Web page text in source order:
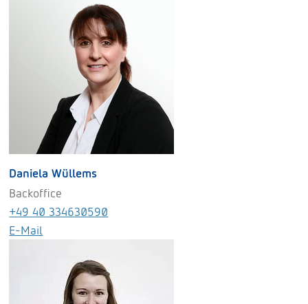
Daniela Wüllems
Backoffice
+49 40 334630590
E-Mail